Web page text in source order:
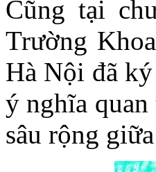
Cũng tại
Trường
Hà Nội đã
ý nghĩa
sâu rộng